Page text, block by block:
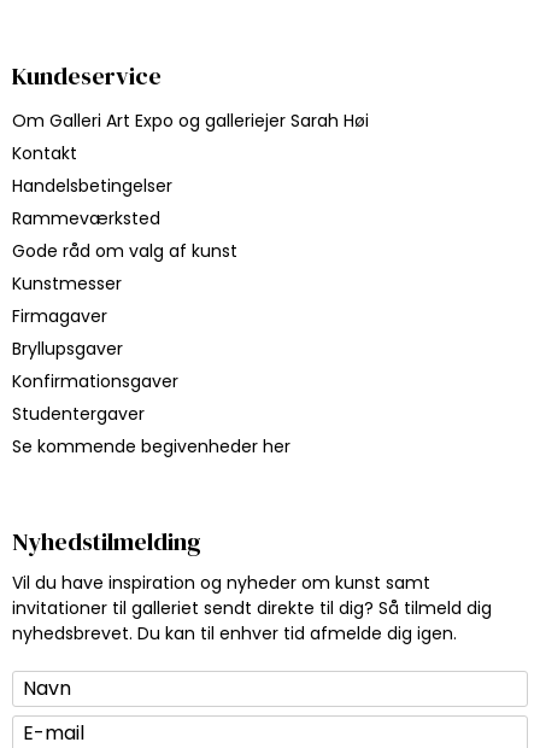
Kundeservice
Om Galleri Art Expo og galleriejer Sarah Høi
Kontakt
Handelsbetingelser
Rammeværksted
Gode råd om valg af kunst
Kunstmesser
Firmagaver
Bryllupsgaver
Konfirmationsgaver
Studentergaver
Se kommende begivenheder her
Nyhedstilmelding
Vil du have inspiration og nyheder om kunst samt
invitationer til galleriet sendt direkte til dig? Så tilmeld dig
nyhedsbrevet. Du kan til enhver tid afmelde dig igen.